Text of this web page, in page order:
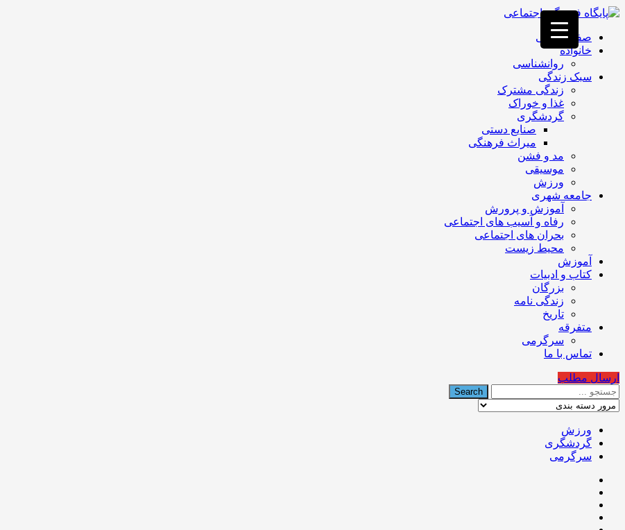
فصد
غرب
تهران
خشکشویی
تصفیه
تهران
صفحه اصلی
خانواده
روانشناسی
سبک زندگی
زندگی مشترک
غذا و خوراک
گردشگری
صنایع دستی
میراث فرهنگی
مد و فشن
موسیقی
ورزش
جامعه شهری
آموزش و پرورش
رفاه و آسیب های اجتماعی
بحران های اجتماعی
محیط زیست
آموزش
کتاب و ادبیات
بزرگان
زندگی نامه
تاریخ
متفرقه
سرگرمی
تماس با ما
ارسال مطلب
ورزش
گردشگری
سرگرمی